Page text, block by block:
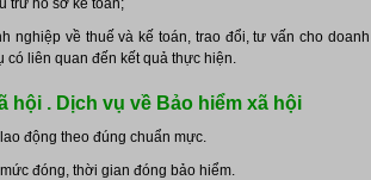
trữ hồ sơ kế toán;
nghiệp về thuế và kế toán, trao đổi, tư vấn cho doanh
có liên quan đến kết quả thực hiện.
hội . Dịch vụ về Bảo hiểm xã hội
động theo đúng chuẩn mực.
đóng, thời gian đóng bảo hiểm.